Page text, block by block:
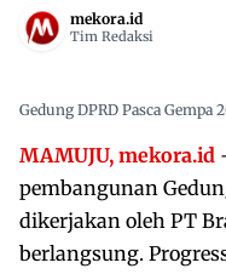
mekora.id
Tim Redaksi
Gedung DPRD Pasca Gempa
MAMUJU, mekora.id
pembangunan
dikerjakan oleh PT
berlangsung.